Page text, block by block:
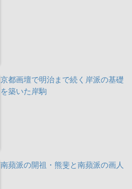
京都画壇で明治まで続く岸派の基礎
を築いた岸駒
南蘋派の開祖・熊斐と南蘋派の画人